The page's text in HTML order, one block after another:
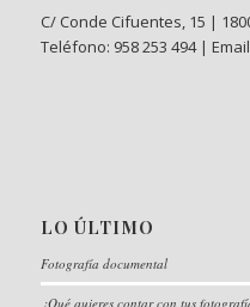
C/ Conde Cifuentes, 15 |
Teléfono: 958 253 494 |
LO ÚLTIMO
Fotografía documental
¿Qué quieres contar con tus